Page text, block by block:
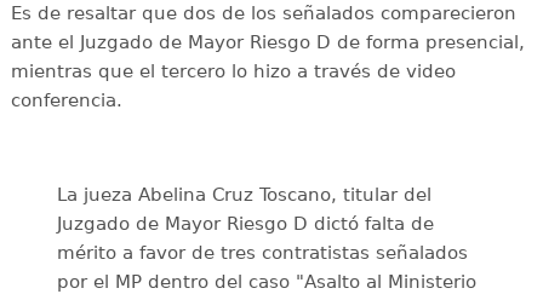
Es de resaltar que dos de los señalados comparecieron
ante el Juzgado de Mayor Riesgo D de forma presencial,
mientras que el tercero lo hizo a través de video
conferencia.
La jueza Abelina Cruz Toscano, titular del
Juzgado de Mayor Riesgo D dictó falta de
mérito a favor de tres contratistas señalados
por el MP dentro del caso "Asalto al Ministerio